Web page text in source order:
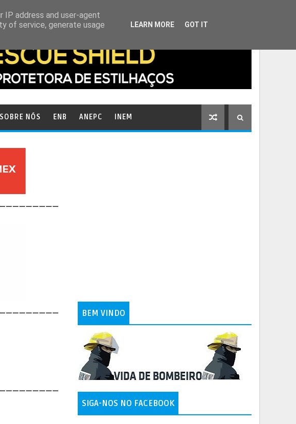
SOBRE NÓS ENB ANEPC INEM
BEM VINDO
SIGA-NOS NO FACEBOOK
IP address and user-agent
of service, generate usage
LEARN MORE GOT IT